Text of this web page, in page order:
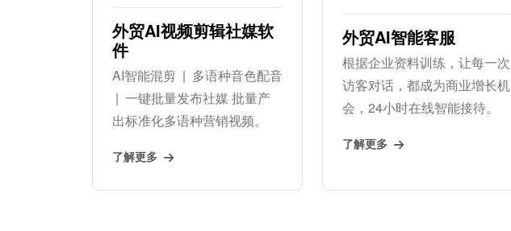
外贸AI视频剪辑社媒软
件
AI智能混剪 | 多语种音色配音
| 一键批量发布社媒 批量产
出标准化多语种营销视频。
了解更多
外贸AI智能客服
根据企业资料训练，让每一次
访客对话，都成为商业增长机
会，24小时在线智能接待。
了解更多